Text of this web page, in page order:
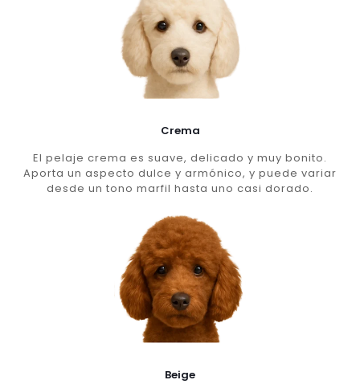
Crema
El pelaje crema es suave, delicado y muy bonito.
Aporta un aspecto dulce y armónico, y puede variar
desde un tono marfil hasta uno casi dorado.
Beige